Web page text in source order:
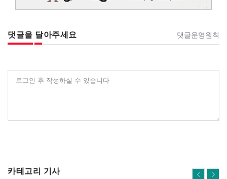
댓글을 달아주세요 댓글운영원칙
로그인 후 작성하실 수 있습니다
카테고리 기사